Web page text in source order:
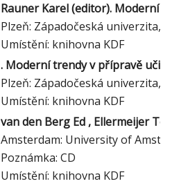
Rauner Karel (editor). Moderní
Plzeň: Západočeská univerzita,
Umístění: knihovna KDF
. Moderní trendy v přípravě
Plzeň: Západočeská univerzita,
Umístění: knihovna KDF
van den Berg Ed , Ellermeijer
Amsterdam: University of
Poznámka: CD
Umístění: knihovna KDF